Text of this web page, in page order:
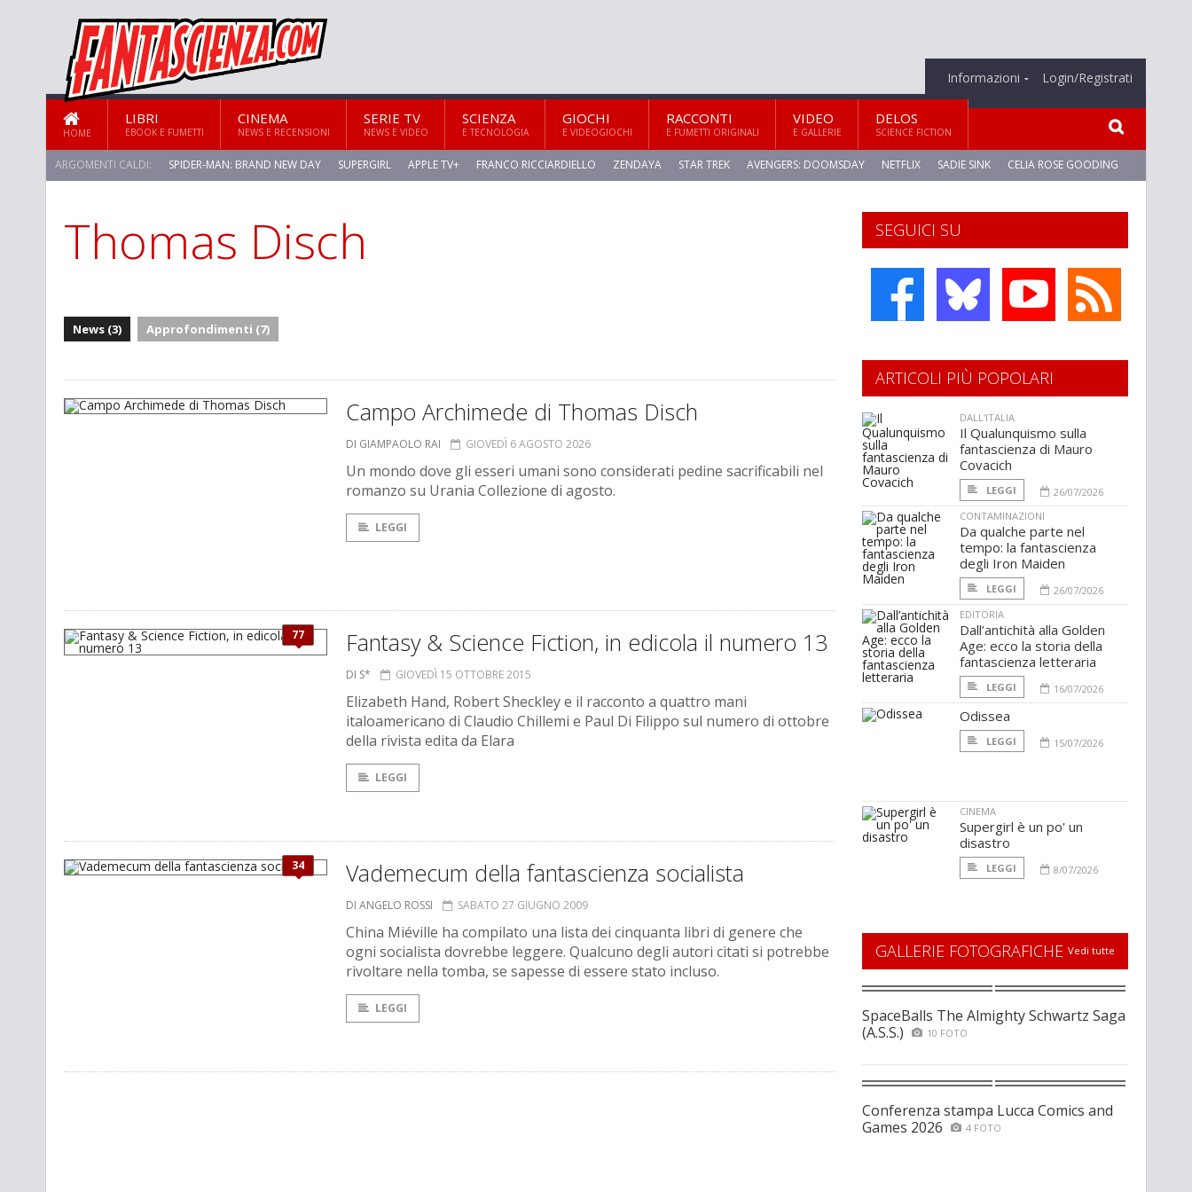
Informazioni Login/Registrati
HOME
LIBRI
EBOOK E FUMETTI
CINEMA
NEWS E RECENSIONI
SERIE TV
NEWS E VIDEO
SCIENZA
E TECNOLOGIA
GIOCHI
E VIDEOGIOCHI
RACCONTI
E FUMETTI ORIGINALI
VIDEO
E GALLERIE
DELOS
SCIENCE FICTION
ARGOMENTI CALDI: SPIDER-MAN: BRAND NEW DAY SUPERGIRL APPLE TV+ FRANCO RICCIARDIELLO ZENDAYA STAR TREK AVENGERS: DOOMSDAY NETFLIX SADIE SINK CELIA ROSE GOODING
Thomas Disch
News (3) Approfondimenti (7)
Campo Archimede di Thomas Disch
DI GIAMPAOLO RAI GIOVEDÌ 6 AGOSTO 2026
Un mondo dove gli esseri umani sono considerati pedine sacrificabili nel
romanzo su Urania Collezione di agosto.
LEGGI
77 Fantasy & Science Fiction, in edicola il numero 13
DI S* GIOVEDÌ 15 OTTOBRE 2015
Elizabeth Hand, Robert Sheckley e il racconto a quattro mani
italoamericano di Claudio Chillemi e Paul Di Filippo sul numero di ottobre
della rivista edita da Elara
LEGGI
34 Vademecum della fantascienza socialista
DI ANGELO ROSSI SABATO 27 GIUGNO 2009
China Miéville ha compilato una lista dei cinquanta libri di genere che
ogni socialista dovrebbe leggere. Qualcuno degli autori citati si potrebbe
rivoltare nella tomba, se sapesse di essere stato incluso.
LEGGI
SEGUICI SU
ARTICOLI PIÙ POPOLARI
DALL'ITALIA
Il Qualunquismo sulla
fantascienza di Mauro
Covacich
LEGGI
26/07/2026
CONTAMINAZIONI
Da qualche parte nel
tempo: la fantascienza
degli Iron Maiden
LEGGI
26/07/2026
EDITORIA
Dall’antichità alla Golden
Age: ecco la storia della
fantascienza letteraria
LEGGI 16/07/2026
Odissea
LEGGI 15/07/2026
CINEMA
Supergirl è un po' un
disastro
LEGGI 8/07/2026
GALLERIE FOTOGRAFICHE Vedi tutte
SpaceBalls The Almighty Schwartz Saga
(A.S.S.)
10 FOTO
Conferenza stampa Lucca Comics and
Games 2026
4 FOTO